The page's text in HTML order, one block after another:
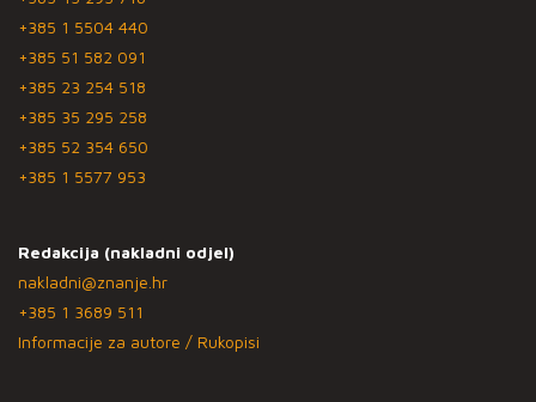
+385 1 5504 440
+385 51 582 091
+385 23 254 518
+385 35 295 258
+385 52 354 650
+385 1 5577 953
Redakcija (nakladni odjel)
nakladni@znanje.hr
+385 1 3689 511
Informacije za autore / Rukopisi